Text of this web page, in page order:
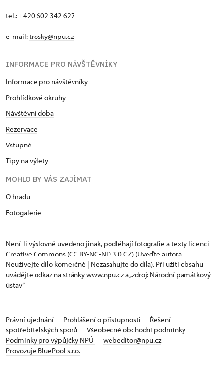
tel.: +420 602 342 627
e-mail:trosky@npu.cz
INFORMACE PRO NÁVŠTĚVNÍKY
Informace pro návštěvníky
Prohlídkové okruhy
Návštěvní doba
Rezervace
Vstupné
Tipy na výlety
MOHLO BY VÁS ZAJÍMAT
O hradu
Fotogalerie
Není-li výslovně uvedeno jinak, podléhají fotografie a texty licenci
Creative Commons (CC BY-NC-ND 3.0 CZ) (Uveďte autora |
Neužívejte dílo komerčně | Nezasahujte do díla). Při užití obsahu
uvádějte odkaz na stránky www.npu.cz a „zdroj: Národní památkový
ústav“
Právní ujednání Prohlášení o přístupnosti
Řešení
spotřebitelských sporů
Všeobecné obchodní podmínky
Podmínky pro výpůjčky NPÚ
webeditor@npu.cz
Provozuje BluePool s.r.o.